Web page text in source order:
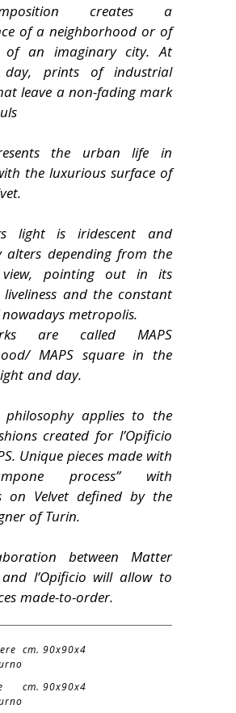
creates a
of a neighborhood or of
of an imaginary city. At
prints of industrial
leave a non-fading mark
the urban life in
the luxurious surface of
light is iridescent and
alters depending from the
pointing out in its
and the constant
metropolis.
are called MAPS
MAPS square in the
and day.
philosophy applies to the
created for l’Opificio
Unique pieces made with
process” with
on Velvet defined by the
of Turin.
between Matter
l’Opificio will allow to
made-to-order.
cm. 90x90x4
cm. 90x90x4